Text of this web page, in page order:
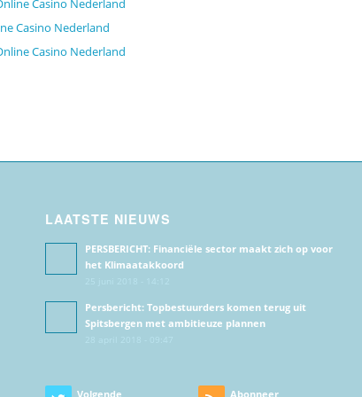
Casino Nederland
Casino Nederland
Casino Nederland
LAATSTE NIEUWS
PERSBERICHT: Financiële sector maakt zich op voor
het Klimaatakkoord
Persbericht: Topbestuurders komen terug uit
Spitsbergen met ambitieuze plannen
Volgende Abonneer